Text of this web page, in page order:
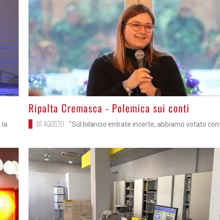
la
>
Ripalta Cremasca - Polemica sui conti
01 AGOSTO "Sul bilancio entrate incerte, abbiamo votato